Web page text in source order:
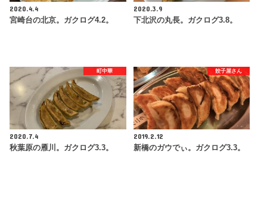
2020.4.4
宮崎台の北京。ガクログ4.2。
2020.3.9
下北沢の丸長。ガクログ3.8。
町中華
2020.7.4
秋葉原の雁川。ガクログ3.3。
餃子屋さん
2019.2.12
新橋のガウでぃ。ガクログ3.3。